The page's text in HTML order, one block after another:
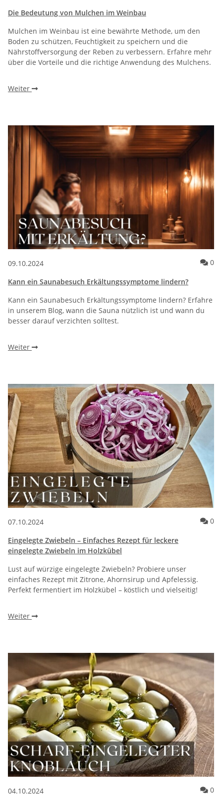
Die Bedeutung von Mulchen im Weinbau
Mulchen im Weinbau ist eine bewährte Methode, um den
Boden zu schützen, Feuchtigkeit zu speichern und die
Nährstoffversorgung der Reben zu verbessern. Erfahre mehr
über die Vorteile und die richtige Anwendung des Mulchens.
Weiter
09.10.2024 0
Kann ein Saunabesuch Erkältungssymptome lindern?
Kann ein Saunabesuch Erkältungssymptome lindern? Erfahre
in unserem Blog, wann die Sauna nützlich ist und wann du
besser darauf verzichten solltest.
Weiter
07.10.2024 0
Eingelegte Zwiebeln – Einfaches Rezept für leckere
eingelegte Zwiebeln im Holzkübel
Lust auf würzige eingelegte Zwiebeln? Probiere unser
einfaches Rezept mit Zitrone, Ahornsirup und Apfelessig.
Perfekt fermentiert im Holzkübel – köstlich und vielseitig!
Weiter
04.10.2024 0